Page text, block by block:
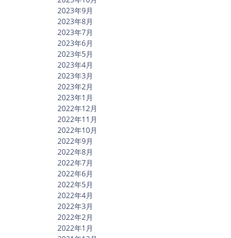
2023年9月
2023年8月
2023年7月
2023年6月
2023年5月
2023年4月
2023年3月
2023年2月
2023年1月
2022年12月
2022年11月
2022年10月
2022年9月
2022年8月
2022年7月
2022年6月
2022年5月
2022年4月
2022年3月
2022年2月
2022年1月